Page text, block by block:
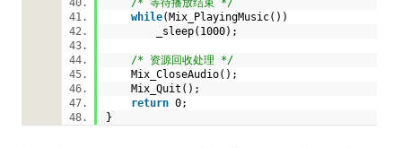
/* 等待播放结束 */
while(Mix_PlayingMusic())
_sleep(1000);
/* 资源回收处理 */
Mix_CloseAudio();
Mix_Quit();
return 0;
}